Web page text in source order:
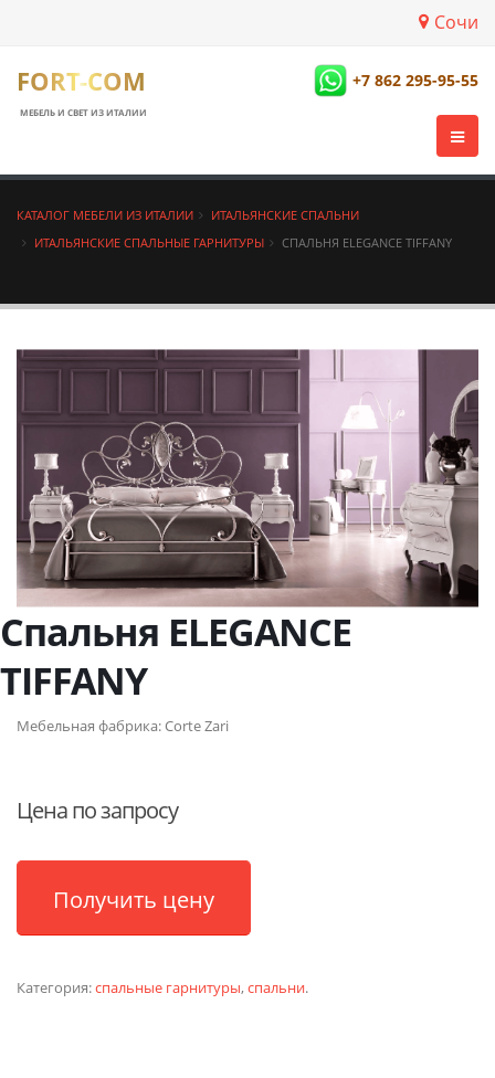
Сочи
FORT-COM
МЕБЕЛЬ И СВЕТ ИЗ ИТАЛИИ
+7 862 295-95-55
КАТАЛОГ МЕБЕЛИ ИЗ ИТАЛИИ
ИТАЛЬЯНСКИЕ СПАЛЬНИ
ИТАЛЬЯНСКИЕ СПАЛЬНЫЕ ГАРНИТУРЫ
СПАЛЬНЯ ELEGANCE TIFFANY
Спальня ELEGANCE
TIFFANY
Мебельная фабрика:Corte Zari
Цена по запросу
Получить цену
Категория:спальные гарнитуры,спальни.